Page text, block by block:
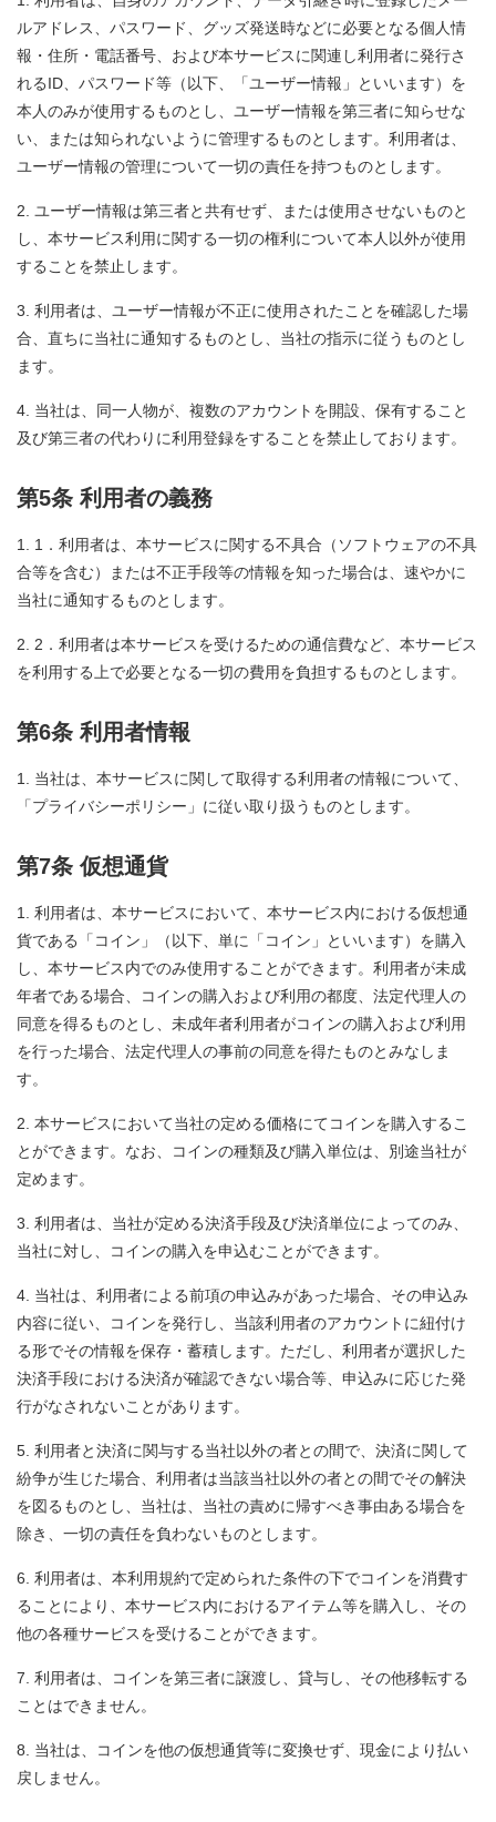
ルアドレス、パスワード、グッズ発送時などに必要となる個人情
報・住所・電話番号、および本サービスに関連し利用者に発行さ
れるID、パスワード等（以下、「ユーザー情報」といいます）を
本人のみが使用するものとし、ユーザー情報を第三者に知らせな
い、または知られないように管理するものとします。利用者は、
ユーザー情報の管理について一切の責任を持つものとします。
ユーザー情報は第三者と共有せず、または使用させないものと
し、本サービス利用に関する一切の権利について本人以外が使用
することを禁止します。
利用者は、ユーザー情報が不正に使用されたことを確認した場
合、直ちに当社に通知するものとし、当社の指示に従うものとし
ます。
当社は、同一人物が、複数のアカウントを開設、保有すること
及び第三者の代わりに利用登録をすることを禁止しております。
第5条 利用者の義務
1．利用者は、本サービスに関する不具合（ソフトウェアの不具
合等を含む）または不正手段等の情報を知った場合は、速やかに
当社に通知するものとします。
2．利用者は本サービスを受けるための通信費など、本サービス
を利用する上で必要となる一切の費用を負担するものとします。
第6条 利用者情報
当社は、本サービスに関して取得する利用者の情報について、
「プライバシーポリシー」に従い取り扱うものとします。
第7条 仮想通貨
利用者は、本サービスにおいて、本サービス内における仮想通
貨である「コイン」（以下、単に「コイン」といいます）を購入
し、本サービス内でのみ使用することができます。利用者が未成
年者である場合、コインの購入および利用の都度、法定代理人の
同意を得るものとし、未成年者利用者がコインの購入および利用
を行った場合、法定代理人の事前の同意を得たものとみなしま
す。
本サービスにおいて当社の定める価格にてコインを購入するこ
とができます。なお、コインの種類及び購入単位は、別途当社が
定めます。
利用者は、当社が定める決済手段及び決済単位によってのみ、
当社に対し、コインの購入を申込むことができます。
当社は、利用者による前項の申込みがあった場合、その申込み
内容に従い、コインを発行し、当該利用者のアカウントに紐付け
る形でその情報を保存・蓄積します。ただし、利用者が選択した
決済手段における決済が確認できない場合等、申込みに応じた発
行がなされないことがあります。
利用者と決済に関与する当社以外の者との間で、決済に関して
紛争が生じた場合、利用者は当該当社以外の者との間でその解決
を図るものとし、当社は、当社の責めに帰すべき事由ある場合を
除き、一切の責任を負わないものとします。
利用者は、本利用規約で定められた条件の下でコインを消費す
ることにより、本サービス内におけるアイテム等を購入し、その
他の各種サービスを受けることができます。
利用者は、コインを第三者に譲渡し、貸与し、その他移転する
ことはできません。
当社は、コインを他の仮想通貨等に変換せず、現金により払い
戻しません。